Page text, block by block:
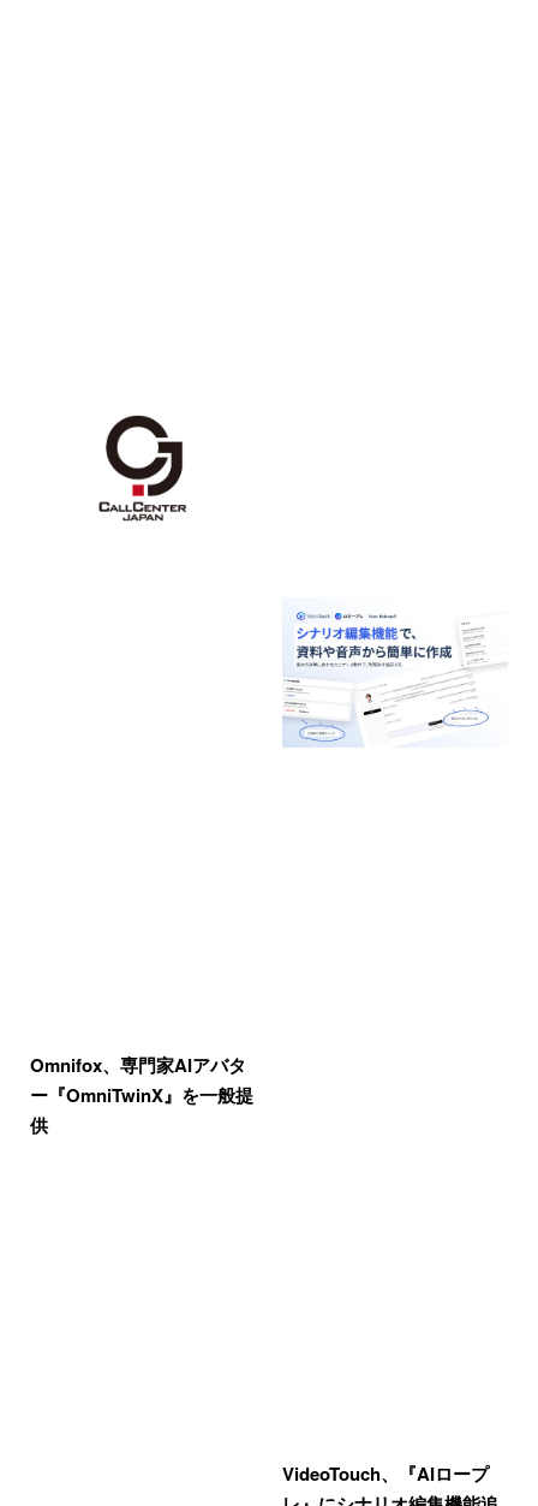
Omnifox、専門家AIアバタ
ー『OmniTwinX』を一般提
供
VideoTouch、『AIロープ